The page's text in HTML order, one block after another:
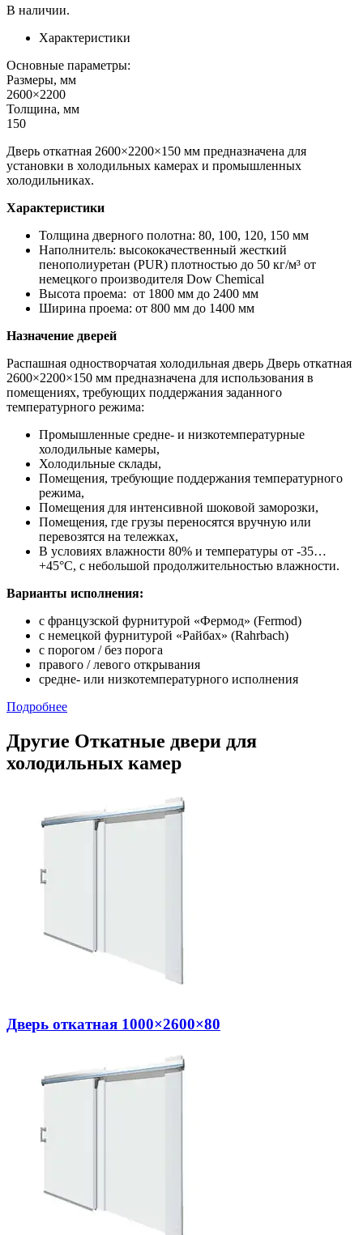
В наличии.
Характеристики
Основные параметры:
Размеры, мм
2600×2200
Толщина, мм
150
Дверь откатная 2600×2200×150 мм предназначена для
установки в холодильных камерах и промышленных
холодильниках.
Характеристики
Толщина дверного полотна: 80, 100, 120, 150 мм
Наполнитель: высококачественный жесткий
пенополиуретан (PUR) плотностью до 50 кг/м³ от
немецкого производителя Dow Chemiсal
Высота проема: от 1800 мм до 2400 мм
Ширина проема: от 800 мм до 1400 мм
Назначение дверей
Распашная одностворчатая холодильная дверь Дверь откатная
2600×2200×150 мм предназначена для использования в
помещениях, требующих поддержания заданного
температурного режима:
Промышленные средне- и низкотемпературные
холодильные камеры,
Холодильные склады,
Помещения, требующие поддержания температурного
режима,
Помещения для интенсивной шоковой заморозки,
Помещения, где грузы переносятся вручную или
перевозятся на тележках,
В условиях влажности 80% и температуры от -35…
+45°С, с небольшой продолжительностью влажности.
Варианты исполнения:
с французской фурнитурой «Фермод» (Fermod)
c немецкой фурнитурой «Райбах» (Rahrbach)
с порогом / без порога
правого / левого открывания
средне- или низкотемпературного исполнения
Подробнее
Другие Откатные двери для
холодильных камер
Дверь откатная 1000×2600×80